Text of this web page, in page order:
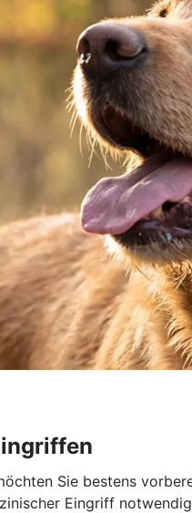
Sie bestens
Eingriff